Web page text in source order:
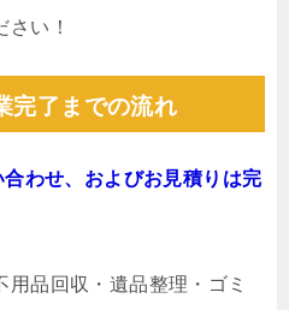
さい！
完了までの流れ
合わせ、およびお見積りは完
品回収・遺品整理・ゴミ